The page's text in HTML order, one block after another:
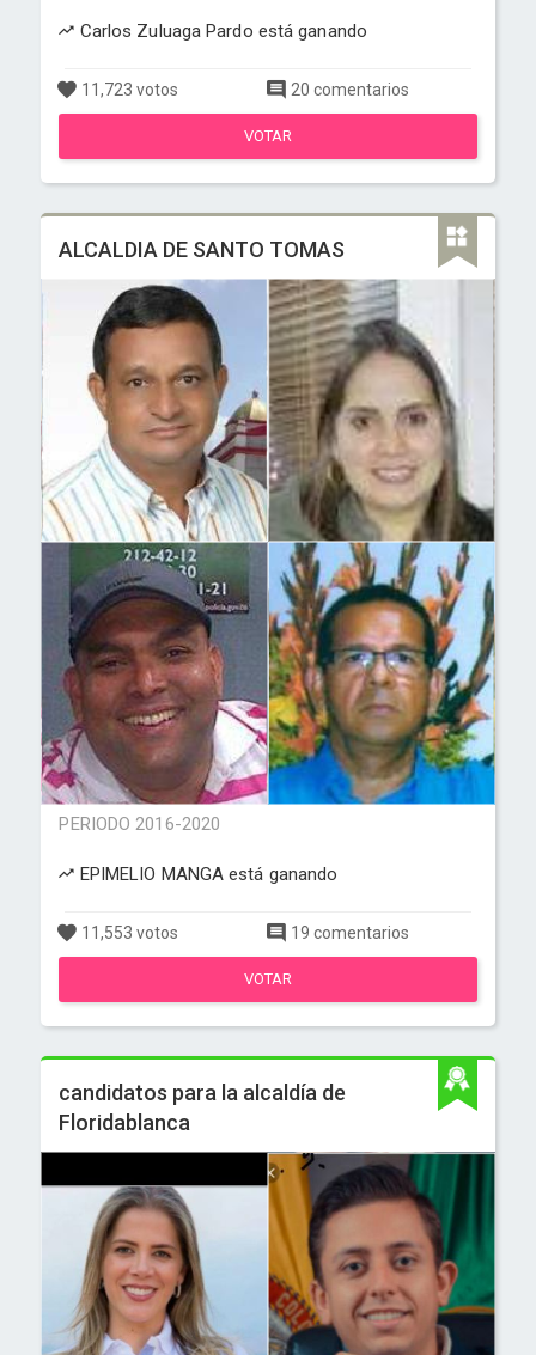
Carlos Zuluaga Pardo está ganando
11,723 votos 20 comentarios
VOTAR
ALCALDIA DE SANTO TOMAS
PERIODO 2016-2020
EPIMELIO MANGA está ganando
11,553 votos 19 comentarios
VOTAR
candidatos para la alcaldía de
Floridablanca